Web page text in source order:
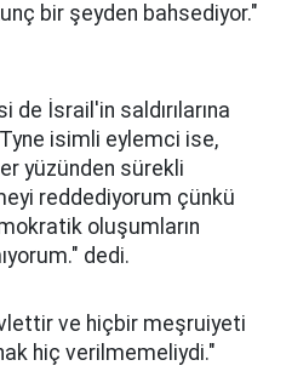
bir şeyden bahsediyor."
de İsrail'in saldırılarına
Tyne isimli eylemci ise,
yüzünden sürekli
reddediyorum çünkü
oluşumların
dedi.
ve hiçbir meşruiyeti
hiç verilmemeliydi."